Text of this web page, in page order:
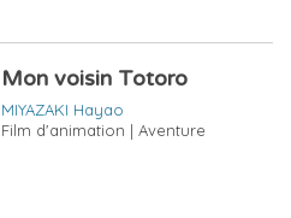
Mon voisin Totoro
MIYAZAKI Hayao
Film d'animation | Aventure